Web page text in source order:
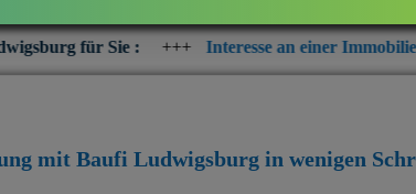
+++ Interesse an einer Immobilienfinanzierung?
mit Baufi Ludwigsburgin wenigen